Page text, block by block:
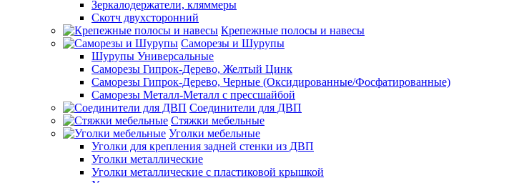
Зеркалодержатели, кляммеры
Скотч двухсторонний
Крепежные полосы и навесы
Саморезы и Шурупы
Шурупы Универсальные
Саморезы Гипрок-Дерево, Желтый Цинк
Саморезы Гипрок-Дерево, Черные (Оксидированные/Фосфатированные)
Саморезы Металл-Металл с прессшайбой
Соединители для ДВП
Стяжки мебельные
Уголки мебельные
Уголки для крепления задней стенки из ДВП
Уголки металлические
Уголки металлические с пластиковой крышкой